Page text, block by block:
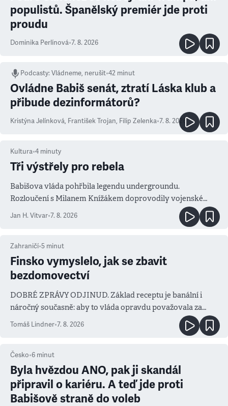
populistů. Španělský premiér jde proti
proudu
Dominika Perlínová•7. 8. 2026
Podcasty:Vládneme, nerušit•42 minut
Ovládne Babiš senát, ztratí Láska klub a
přibude dezinformátorů?
Kristýna Jelínková, František Trojan, Filip Zelenka•7. 8. 2026
Kultura•4 minuty
Tři výstřely pro rebela
Babišova vláda pohřbila legendu undergroundu.
Rozloučení s Milanem Knížákem doprovodily vojenské
salvy i kritika pokrokářů
Jan H. Vitvar•7. 8. 2026
Zahraničí•5 minut
Finsko vymyslelo, jak se zbavit
bezdomovectví
DOBRÉ ZPRÁVY ODJINUD. Základ receptu je banální i
náročný současně: aby to vláda opravdu považovala za
prioritu
Tomáš Lindner•7. 8. 2026
Česko•6 minut
Byla hvězdou ANO, pak ji skandál
připravil o kariéru. A teď jde proti
Babišově straně do voleb